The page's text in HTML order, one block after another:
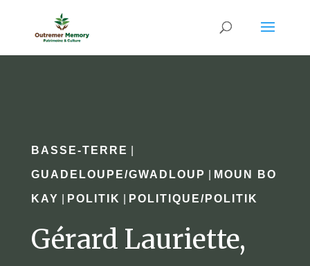
BASSE-TERRE
GUADELOUPE/GWADLOUP MOUN BO
KAY POLITIK POLITIQUE/POLITIK
Gérard Lauriette,